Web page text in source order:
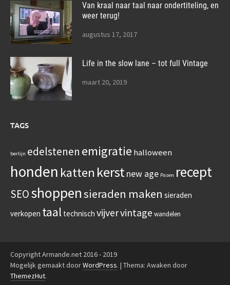
Van kraal naar taal naar ondertiteling, en
weer terug!
augustus 17, 2017
Life in the slow lane – tot full Vintage
maart 20, 2019
TAGS
berlijn edelstenen emigratie halloween
honden katten kerstnew age Pasen recept
SEOshoppensieraden maken sieraden
verkopen taal technisch vijvervintage wandelen
Copyright Armande.net 2016 - 2019
Mogelijk gemaakt doorWordPress. | Thema: Awaken door
ThemezHut.